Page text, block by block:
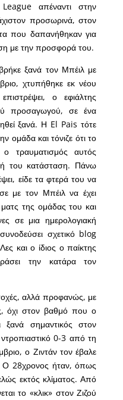
απέναντι στην
προσωρινά, στον
που δαπανήθηκαν για
με την προσφορά του.
ξανά τον Μπέιλ με
χτυπήθηκε εκ νέου
ο εφιάλτης
προσαγωγού, σε ένα
ξανά. Η El Pais τότε
ομάδα και τόνιζε ότι το
τραυματισμός αυτός
του κατάσταση. Πάνω
είδε τα φτερά του να
με τον Μπέιλ να έχει
της ομάδας του και
σε μια ημερολογιακή
σχετικό blog
και ο ίδιος ο παίκτης
την κατάρα τον
αλλά προφανώς, με
όχι στον βαθμό που ο
ξανά σημαντικός στον
0-3 από τη
ο Ζιντάν τον έβαλε
Ο 28χρονος ήταν, όπως
εκτός κλίματος. Από
το «κλικ» στον Ζιζού